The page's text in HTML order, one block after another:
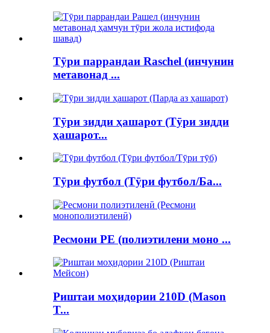
Тӯри паррандаи Raschel (инчунин
метавонад ...
Тӯри зидди ҳашарот (Тӯри зидди
ҳашарот...
Тӯри футбол (Тӯри футбол/Ба...
Ресмони PE (полиэтилени моно ...
Риштаи моҳидории 210D (Mason
T...